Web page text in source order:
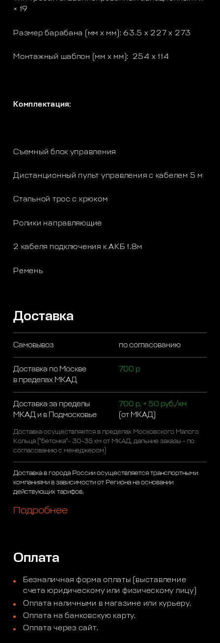
× 19
Размер барабана (мм x мм): 63.5 x 227 х 273
Монтажный шаблон (мм x мм): 254 x 114
Комплектация:
Съемный блок управления
Дистанционный пульт управления с кабелем 5 м
Стальной трос с крюком
Ролики направляющие
2 кабеля подключения к АКБ 1.8м
Ремень
Доставка
Самовывоз по согласованию
Доставка по Москве
в пределах МКАД
700 р
Доставка за пределы
МКАД и в Подмосковье
700 р. + 50 руб./км
(от МКАД)
Доставка осуществляется в пределах Московского Малого
Кольца ("бетонка"- 30-35 км от МКАД, дальние заказы - по
согласованию с менеджером)
Доставка в города России осуществляется транспортными
компаниями в зависимости от Региона на основании
действующих тарифов.
Подробнее
Оплата
Безналичная форма оплаты (выставление
счета юридическому или физическому лицу)
Оплата наличными в магазине или курьеру.
Оплата на банковскую карту.
Оплата через сайт.